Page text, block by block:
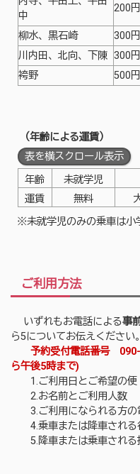
中
200円
柳水、黒石崎 300円
川内田、北向、下陳 300円
袴野
500円
（年齢による運賃）
表を横スクロール表示
年齢
未就学児
運賃
無料
※未就学児のみの乗車は小
ご利用方法
いずれもお電話による事
ら5についてお伝えください。
予約受付電話番号 090-
ら午後5時まで)
1.ご利用日とご希望の便
2.お名前とご利用人数
3.ご利用になられる方の
4.乗車または降車される
5.降車または乗車される